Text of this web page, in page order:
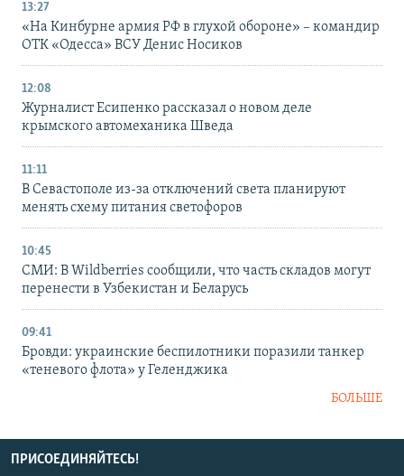
13:27
«На Кинбурне армия РФ в глухой обороне» – командир
ОТК «Одесса» ВСУ Денис Носиков
12:08
Журналист Есипенко рассказал о новом деле
крымского автомеханика Шведа
11:11
В Севастополе из-за отключений света планируют
менять схему питания светофоров
10:45
СМИ: В Wildberries сообщили, что часть складов могут
перенести в Узбекистан и Беларусь
09:41
Бровди: украинские беспилотники поразили танкер
«теневого флота» у Геленджика
БОЛЬШЕ
ПРИСОЕДИНЯЙТЕСЬ!